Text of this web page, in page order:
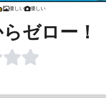
優しい 優しい
ゼロー！